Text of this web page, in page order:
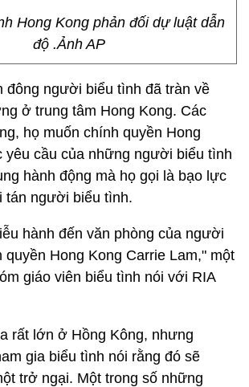
Hong Kong phản đối dự luật dẫn
độ .Ảnh AP
đông người biểu tình đã tràn về
ở trung tâm Hong Kong. Các
họ muốn chính quyền Hong
yêu cầu của những người biểu tình
hành động mà họ gọi là bạo lực
tán người biểu tình.
hành đến văn phòng của người
Hong Kong Carrie Lam," một
giáo viên biểu tình nói với RIA
rất lớn ở Hồng Kông, nhưng
gia biểu tình nói rằng đó sẽ
trở ngại. Một trong số những